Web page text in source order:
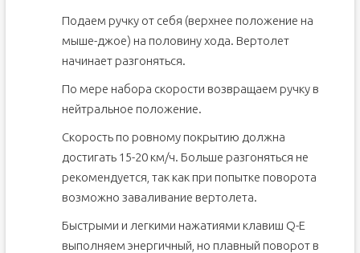
Подаем ручку от себя (верхнее положение на
мыше-джое) на половину хода. Вертолет
начинает разгоняться.
По мере набора скорости возвращаем ручку в
нейтральное положение.
Скорость по ровному покрытию должна
достигать 15-20 км/ч. Больше разгоняться не
рекомендуется, так как при попытке поворота
возможно заваливание вертолета.
Быстрыми и легкими нажатиями клавиш Q-E
выполняем энергичный, но плавный поворот в